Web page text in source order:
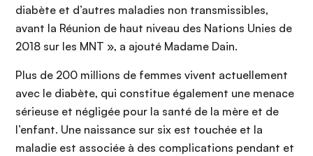
diabète et d’autres maladies non transmissibles,
avant la Réunion de haut niveau des Nations Unies de
2018 sur les MNT », a ajouté Madame Dain.
Plus de 200 millions de femmes vivent actuellement
avec le diabète, qui constitue également une menace
sérieuse et négligée pour la santé de la mère et de
l’enfant. Une naissance sur six est touchée et la
maladie est associée à des complications pendant et